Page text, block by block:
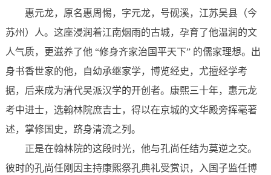
惠元龙，原名惠周惕，字元龙，号砚溪，江苏吴县（今
苏州）人。这座浸润着江南烟雨的古城，孕育了他温润的文
人气质，更滋养了他 “修身齐家治国平天下” 的儒家理想。出
身书香世家的他，自幼承继家学，博览经史，尤擅经学考
据，后来成为清代吴派汉学的开创者。康熙三十年，惠元龙
考中进士，选翰林院庶吉士，得以在京城的文华殿旁挥毫著
述，掌修国史，跻身清流之列。
正是在翰林院的这段时光，他与孔尚任结为莫逆之交。
彼时的孔尚任刚因主持康熙祭孔典礼受赏识，入国子监任博